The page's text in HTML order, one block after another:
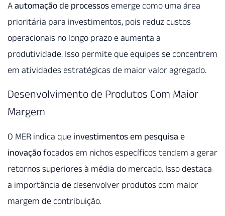
A automação de processos emerge como uma área
prioritária para investimentos, pois reduz custos
operacionais no longo prazo e aumenta a
produtividade. Isso permite que equipes se concentrem
em atividades estratégicas de maior valor agregado.
Desenvolvimento de Produtos Com Maior
Margem
O MER indica que investimentos em pesquisa e
inovação focados em nichos específicos tendem a gerar
retornos superiores à média do mercado. Isso destaca
a importância de desenvolver produtos com maior
margem de contribuição.